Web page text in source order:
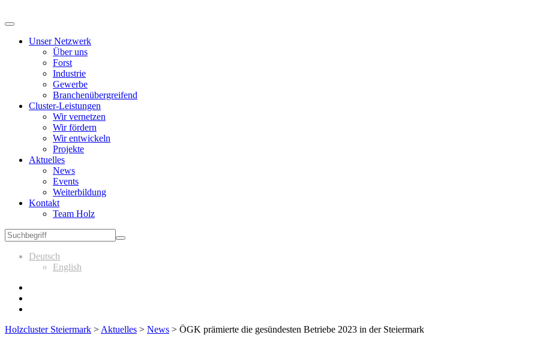
Unser Netzwerk
Über uns
Forst
Industrie
Gewerbe
Branchenübergreifend
Cluster-Leistungen
Wir vernetzen
Wir fördern
Wir entwickeln
Projekte
Aktuelles
News
Events
Weiterbildung
Kontakt
Team Holz
Deutsch
English
Holzcluster Steiermark > Aktuelles > News > ÖGK prämierte die gesündesten Betriebe 2023 in der Steiermark